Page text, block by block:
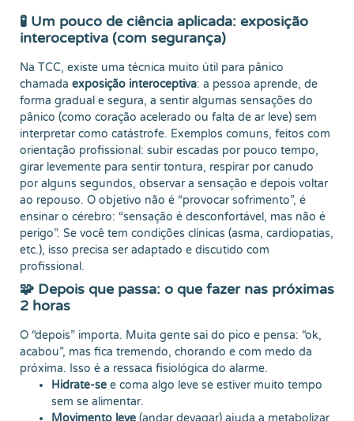
🧪 Um pouco de ciência aplicada: exposição
interoceptiva (com segurança)
Na TCC, existe uma técnica muito útil para pânico
chamada exposição interoceptiva: a pessoa aprende, de
forma gradual e segura, a sentir algumas sensações do
pânico (como coração acelerado ou falta de ar leve) sem
interpretar como catástrofe. Exemplos comuns, feitos com
orientação profissional: subir escadas por pouco tempo,
girar levemente para sentir tontura, respirar por canudo
por alguns segundos, observar a sensação e depois voltar
ao repouso. O objetivo não é “provocar sofrimento”, é
ensinar o cérebro: “sensação é desconfortável, mas não é
perigo”. Se você tem condições clínicas (asma, cardiopatias,
etc.), isso precisa ser adaptado e discutido com
profissional.
🧩 Depois que passa: o que fazer nas próximas
2 horas
O “depois” importa. Muita gente sai do pico e pensa: “ok,
acabou”, mas fica tremendo, chorando e com medo da
próxima. Isso é a ressaca fisiológica do alarme.
Hidrate-se e coma algo leve se estiver muito tempo
sem se alimentar.
Movimento leve (andar devagar) ajuda a metabolizar